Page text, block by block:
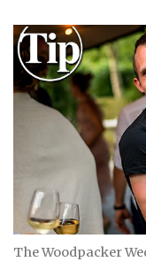
The Woodpacker